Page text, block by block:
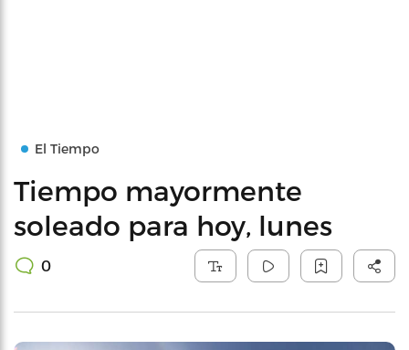
El Tiempo
Tiempo mayormente
soleado para hoy, lunes
0